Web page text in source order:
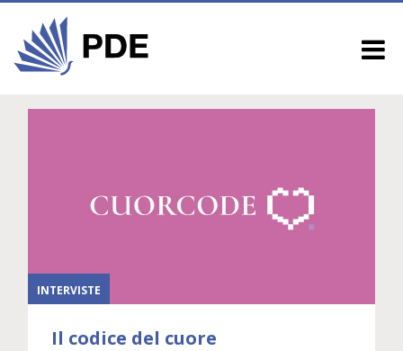
INTERVISTE
Il codice del cuore